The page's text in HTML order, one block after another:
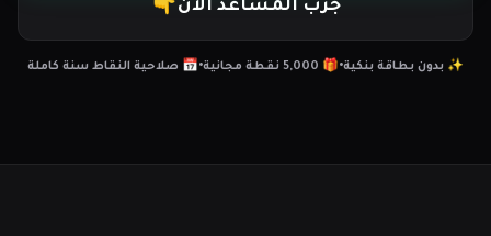
جرّب المساعد الآن👇
✨ بدون بطاقة بنكية•🎁 5,000 نقطة مجانية •📅 صلاحية النقاط سنة كاملة